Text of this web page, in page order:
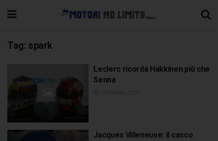
Tag: spark
Leclerc ricorda Hakkinen più che
Senna
Jacques Villeneuve: il casco